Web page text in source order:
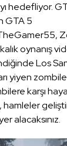
hedefliyor.
GTA 5
oynanış
Los
yiyen
karşı
alacaksınız.